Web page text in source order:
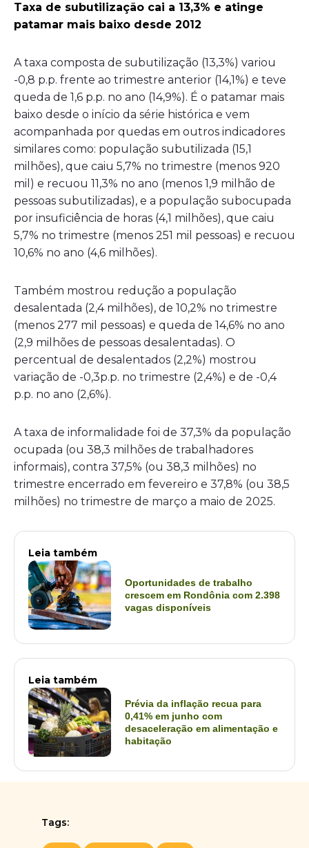
Taxa de subutilização cai a 13,3% e atinge
patamar mais baixo desde 2012
A taxa composta de subutilização (13,3%) variou
-0,8 p.p. frente ao trimestre anterior (14,1%) e teve
queda de 1,6 p.p. no ano (14,9%). É o patamar mais
baixo desde o início da série histórica e vem
acompanhada por quedas em outros indicadores
similares como: população subutilizada (15,1
milhões), que caiu 5,7% no trimestre (menos 920
mil) e recuou 11,3% no ano (menos 1,9 milhão de
pessoas subutilizadas), e a população subocupada
por insuficiência de horas (4,1 milhões), que caiu
5,7% no trimestre (menos 251 mil pessoas) e recuou
10,6% no ano (4,6 milhões).
Também mostrou redução a população
desalentada (2,4 milhões), de 10,2% no trimestre
(menos 277 mil pessoas) e queda de 14,6% no ano
(2,9 milhões de pessoas desalentadas). O
percentual de desalentados (2,2%) mostrou
variação de -0,3p.p. no trimestre (2,4%) e de -0,4
p.p. no ano (2,6%).
A taxa de informalidade foi de 37,3% da população
ocupada (ou 38,3 milhões de trabalhadores
informais), contra 37,5% (ou 38,3 milhões) no
trimestre encerrado em fevereiro e 37,8% (ou 38,5
milhões) no trimestre de março a maio de 2025.
Leia também
Oportunidades de trabalho
crescem em Rondônia com 2.398
vagas disponíveis
Leia também
Prévia da inflação recua para
0,41% em junho com
desaceleração em alimentação e
habitação
Tags: